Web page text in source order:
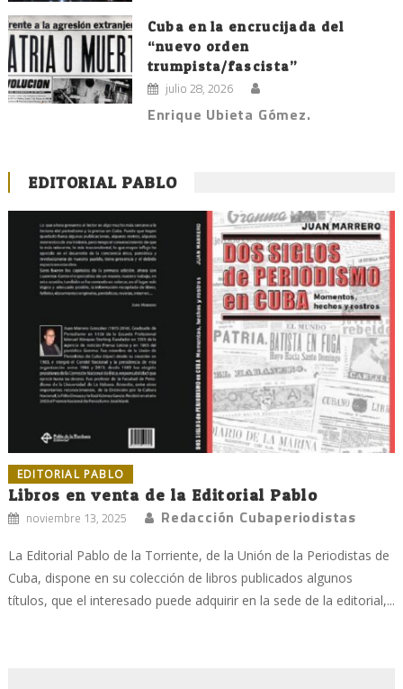
Cuba en la encrucijada del
“nuevo orden
trumpista/fascista”
julio 28, 2026
Enrique Ubieta Gómez.
EDITORIAL PABLO
EDITORIAL PABLO
Libros en venta de la Editorial Pablo
noviembre 13, 2025 Redacción Cubaperiodistas
La Editorial Pablo de la Torriente, de la Unión de la Periodistas de
Cuba, dispone en su colección de libros publicados algunos
títulos, que el interesado puede adquirir en la sede de la editorial,...